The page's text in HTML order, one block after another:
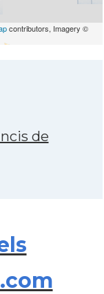
contributors, Imagery ©
de